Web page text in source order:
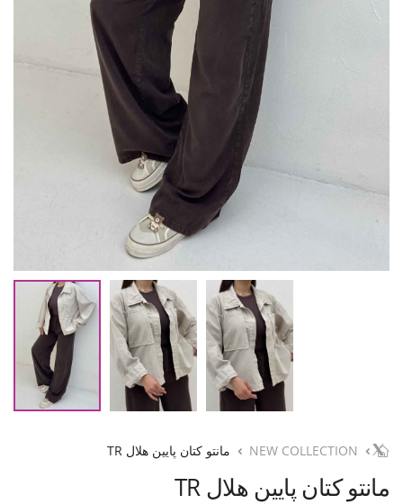
NEW COLLECTION مانتو کتان پایین هلال TR
مانتو کتان پایین هلال TR